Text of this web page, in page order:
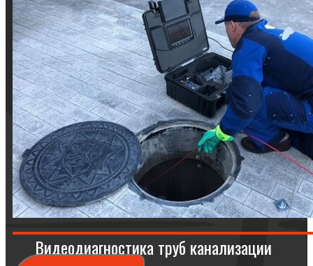
Видеодиагностика труб канализации